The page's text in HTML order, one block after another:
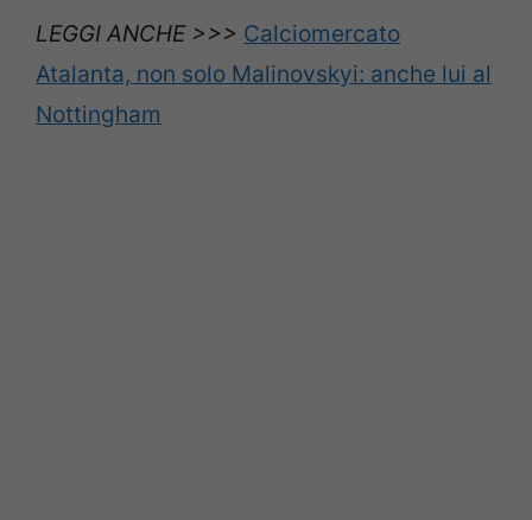
LEGGI ANCHE >>> Calciomercato
Atalanta, non solo Malinovskyi: anche lui al
Nottingham